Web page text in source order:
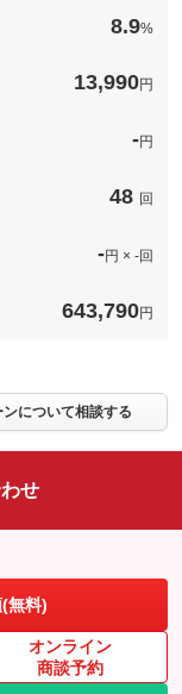
8.9%
13,990円
-円
48 回
-円 × -回
643,790円
ンについて相談する
せ
無料)
オンライン
商談予約